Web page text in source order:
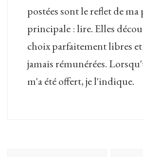
postées sont le reflet de ma
principale : lire. Elles
choix parfaitement libres
jamais rémunérées.
m'a été offert, je l'indique.